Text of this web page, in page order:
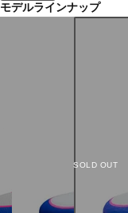
モデルラインナップ
SOLD OUT